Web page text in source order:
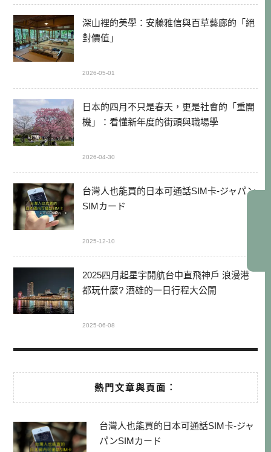
深山裡的美學：安藤雅信與百草藝廊的「絕
對價值」
2026-05-01
日本的四月不只是春天，更是社會的「重開
機」：看懂新年度的街頭與職場學
2026-04-30
台灣人也能買的日本可通話SIM卡-ジャパン
SIMカード
2025-12-10
2025四月起星宇開航台中直飛神戶 浪漫港
都玩什麼? 酒雄的一日行程大公開
2025-06-08
熱門文章與頁面︰
台灣人也能買的日本可通話SIM卡-ジャ
パンSIMカード